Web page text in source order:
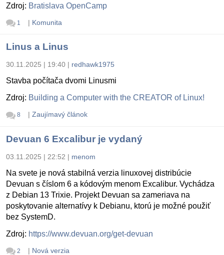
Zdroj: Bratislava OpenCamp
1 | Komunita
Linus a Linus
30.11.2025 | 19:40 | redhawk1975
Stavba počítača dvomi Linusmi
Zdroj: Building a Computer with the CREATOR of Linux!
8 | Zaujímavý článok
Devuan 6 Excalibur je vydaný
03.11.2025 | 22:52 | menom
Na svete je nová stabilná verzia linuxovej distribúcie
Devuan s číslom 6 a kódovým menom Excalibur. Vychádza
z Debian 13 Trixie. Projekt Devuan sa zameriava na
poskytovanie alternatívy k Debianu, ktorú je možné použiť
bez SystemD.
Zdroj: https://www.devuan.org/get-devuan
2 | Nová verzia